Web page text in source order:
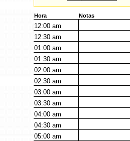
Hora Notas
12:00am
12:30am
01:00am
01:30am
02:00am
02:30am
03:00am
03:30am
04:00am
04:30am
05:00am